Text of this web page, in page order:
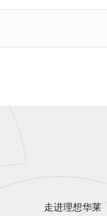
走进理想华莱